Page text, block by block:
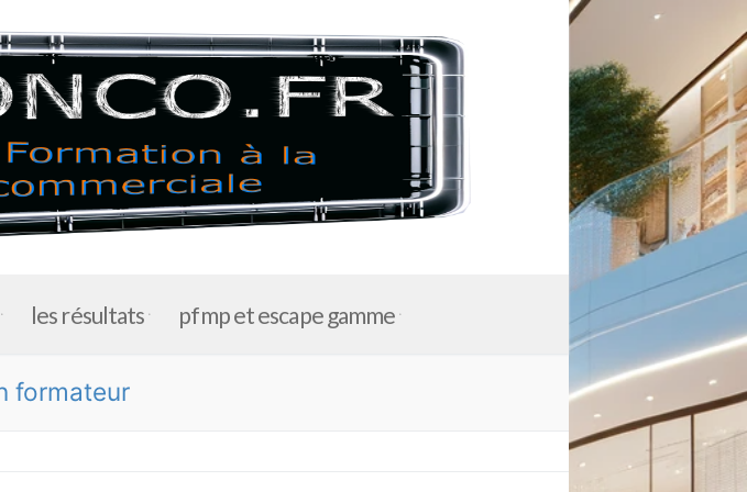
les résultats pfmp et escape gamme
formateur